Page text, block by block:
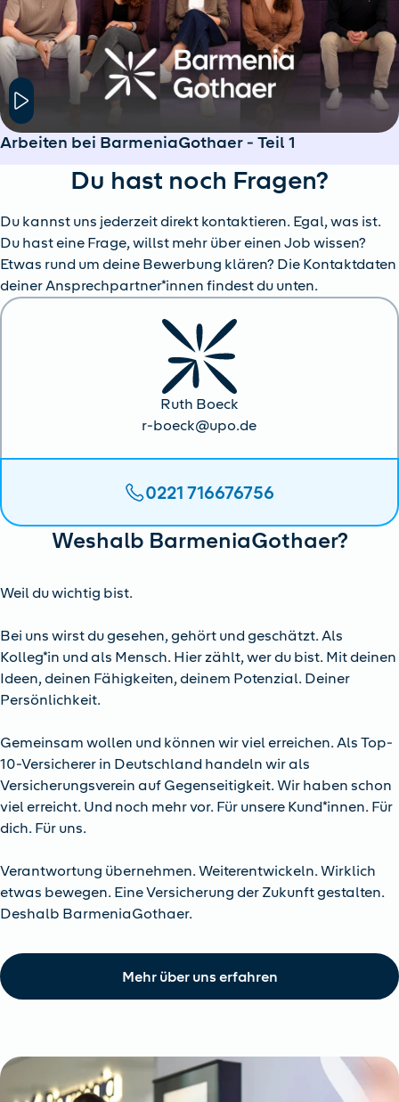
Hier klicken um das Modal Fenster zu öffnen
Arbeiten bei BarmeniaGothaer - Teil 1
Du hast noch Fragen?
Du kannst uns jederzeit direkt kontaktieren. Egal, was ist.
Du hast eine Frage, willst mehr über einen Job wissen?
Etwas rund um deine Bewerbung klären? Die Kontaktdaten
deiner Ansprechpartner*innen findest du unten.
Ruth Boeck
r-boeck@upo.de
0221 716676756
Weshalb BarmeniaGothaer?
Weil du wichtig bist.
Bei uns wirst du gesehen, gehört und geschätzt. Als
Kolleg*in und als Mensch. Hier zählt, wer du bist. Mit deinen
Ideen, deinen Fähigkeiten, deinem Potenzial. Deiner
Persönlichkeit.
Gemeinsam wollen und können wir viel erreichen. Als Top-
10-Versicherer in Deutschland handeln wir als
Versicherungsverein auf Gegenseitigkeit. Wir haben schon
viel erreicht. Und noch mehr vor. Für unsere Kund*innen. Für
dich. Für uns.
Verantwortung übernehmen. Weiterentwickeln. Wirklich
etwas bewegen. Eine Versicherung der Zukunft gestalten.
Deshalb BarmeniaGothaer.
Mehr über uns erfahren